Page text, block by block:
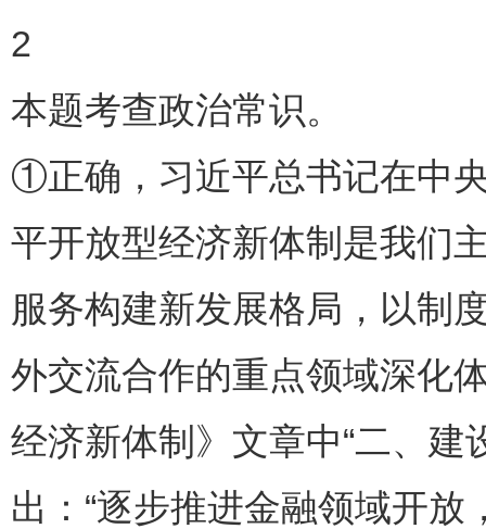
2
本题考查政治常识。
①正确，习近平总书记在中
平开放型经济新体制是我们
服务构建新发展格局，以制
外交流合作的重点领域深化
经济新体制》文章中“二、
出：“逐步推进金融领域开